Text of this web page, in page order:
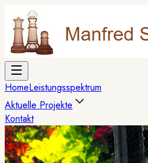
HomeLeistungsspektrum
Aktuelle Projekte
Kontakt